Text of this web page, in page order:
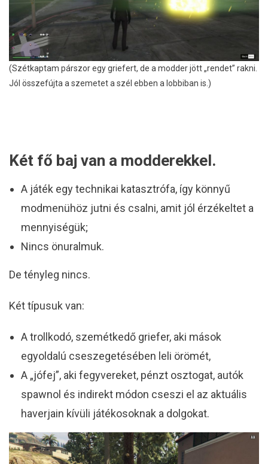
(Szétkaptam párszor egy griefert, de a modder jött „rendet” rakni.
Jól összefújta a szemetet a szél ebben a lobbiban is.)
Két fő baj van a modderekkel.
A játék egy technikai katasztrófa, így könnyű
modmenühöz jutni és csalni, amit jól érzékeltet a
mennyiségük;
Nincs önuralmuk.
De tényleg nincs.
Két típusuk van:
A trollkodó, szemétkedő griefer, aki mások
egyoldalú cseszegetésében leli örömét,
A „jófej”, aki fegyvereket, pénzt osztogat, autók
spawnol és indirekt módon cseszi el az aktuális
haverjain kívüli játékosoknak a dolgokat.